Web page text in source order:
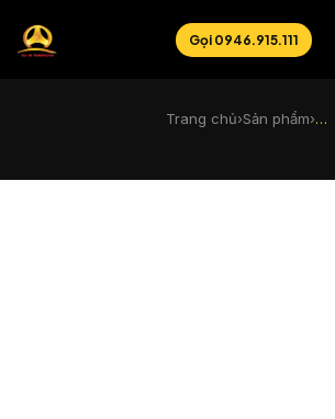
Gọi 0946.915.111
Trang chủ›Sản phẩm›…